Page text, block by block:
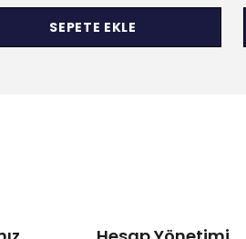
SEPETE EKLE